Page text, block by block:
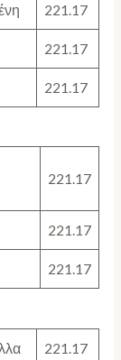
221.17
221.17
221.17
221.17
221.17
221.17
221.17